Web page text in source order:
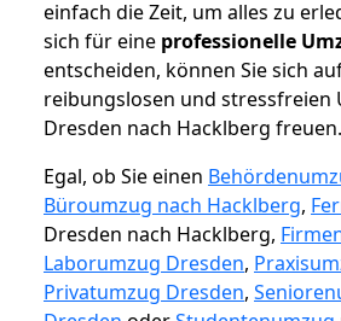
einfach die Zeit, um alles zu
sich für eine professionelle
entscheiden, können Sie sich
reibungslosen und stressfreien
Dresden nach Hacklberg freuen.
Egal, ob Sie einen
Büroumzug nach Hacklberg,
Dresden nach Hacklberg,
Laborumzug Dresden,
Privatumzug Dresden,